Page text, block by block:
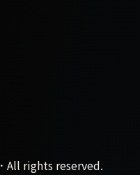
．All rights reserved.